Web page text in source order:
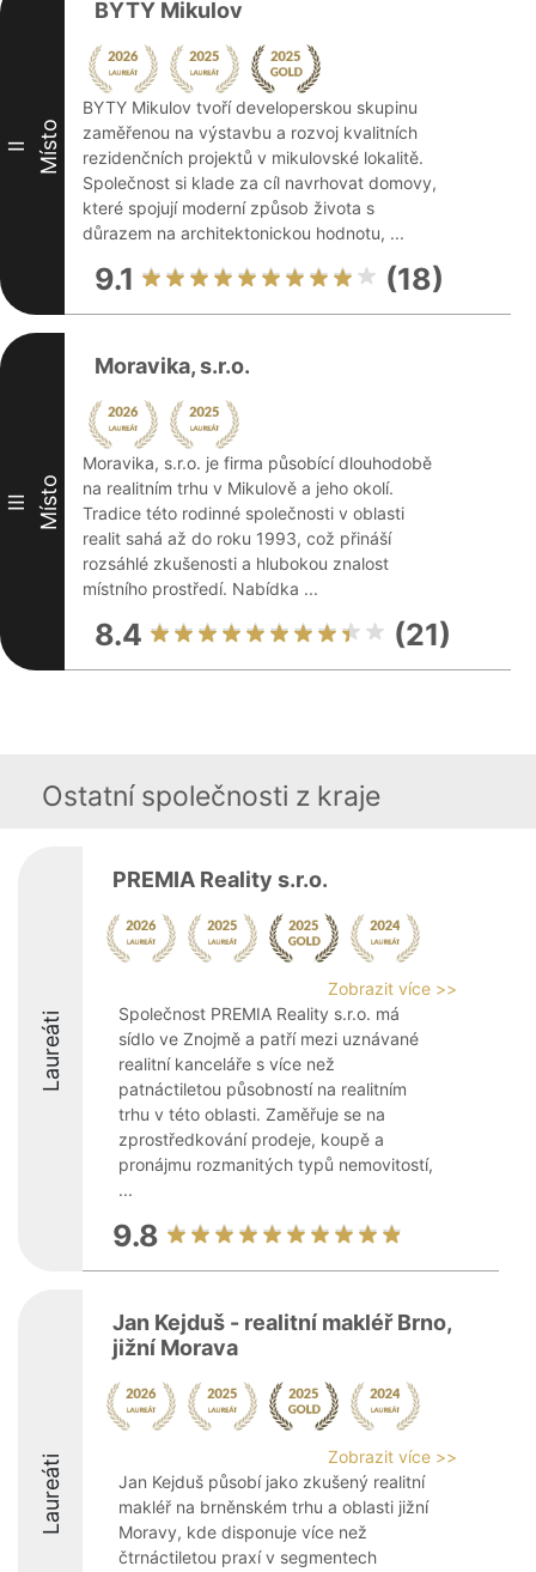
II Místo
BYTY Mikulov
BYTY Mikulov tvoří developerskou skupinu
zaměřenou na výstavbu a rozvoj kvalitních
rezidenčních projektů v mikulovské lokalitě.
Společnost si klade za cíl navrhovat domovy,
které spojují moderní způsob života s
důrazem na architektonickou hodnotu, ...
9.1 (18)
III Místo
Moravika, s.r.o.
Moravika, s.r.o. je firma působící dlouhodobě
na realitním trhu v Mikulově a jeho okolí.
Tradice této rodinné společnosti v oblasti
realit sahá až do roku 1993, což přináší
rozsáhlé zkušenosti a hlubokou znalost
místního prostředí. Nabídka ...
8.4 (21)
Ostatní společnosti z kraje
Laureáti
PREMIA Reality s.r.o.
Zobrazit více >>
Společnost PREMIA Reality s.r.o. má
sídlo ve Znojmě a patří mezi uznávané
realitní kanceláře s více než
patnáctiletou působností na realitním
trhu v této oblasti. Zaměřuje se na
zprostředkování prodeje, koupě a
pronájmu rozmanitých typů nemovitostí,
...
9.8
Laureáti
Jan Kejduš - realitní makléř Brno,
jižní Morava
Zobrazit více >>
Jan Kejduš působí jako zkušený realitní
makléř na brněnském trhu a oblasti jižní
Moravy, kde disponuje více než
čtrnáctiletou praxí v segmentech